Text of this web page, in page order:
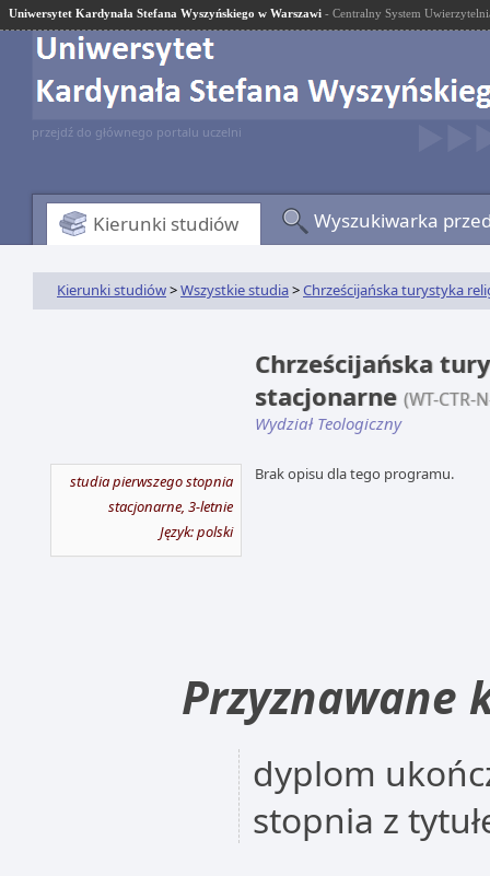
Uniwersytet Kardynała Stefana Wyszyńskiego w Warszawi - Centralny System
przejdź do głównego portalu uczelni
Kierunki studiów Wyszukiwarka
Kierunki studiów>Wszystkie studia>Chrześcijańska turystyka
Chrześcijańska
stacjonarne (WT-CTR-
Wydział Teologiczny
studia pierwszego stopnia
stacjonarne, 3-letnie
Język: polski
Brak opisu dla tego programu.
Przyznawane
dyplom
stopnia z